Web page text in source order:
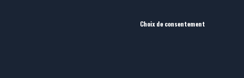
Choix de consentement